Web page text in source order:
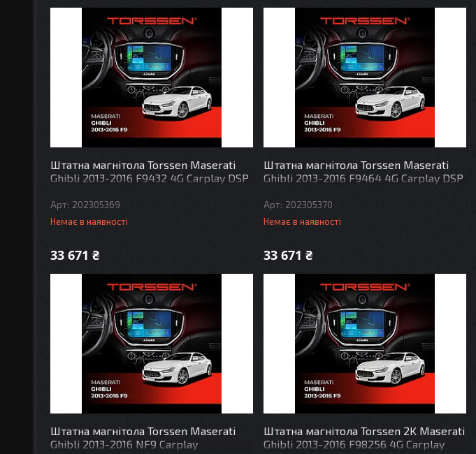
Штатна магнітола Torssen Maserati
Ghibli 2013-2016 F9432 4G Carplay DSP
202305369
Немає в наявності
33 671 ₴
Штатна магнітола Torssen Maserati
Ghibli 2013-2016 F9464 4G Carplay DSP
202305370
Немає в наявності
33 671 ₴
Штатна магнітола Torssen Maserati
Ghibli 2013-2016 NF9 Carplay
Штатна магнітола Torssen 2K Maserati
Ghibli 2013-2016 F98256 4G Carplay